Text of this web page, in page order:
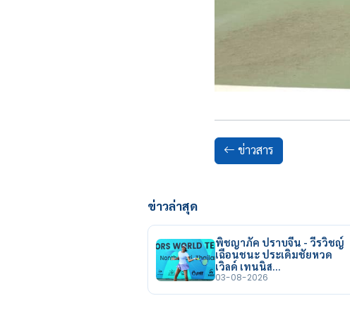
ข่าวสาร
ข่าวล่าสุด
พิชญาภัค ปราบจีน - วีรวิชญ์
เฉือนชนะ ประเดิมชัยหวด
เวิลด์ เทนนิส…
03-08-2026